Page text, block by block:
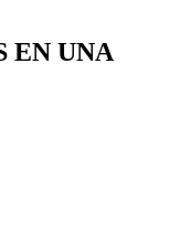
EN UNA